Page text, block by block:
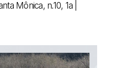
Mônica, n.10, 1a |